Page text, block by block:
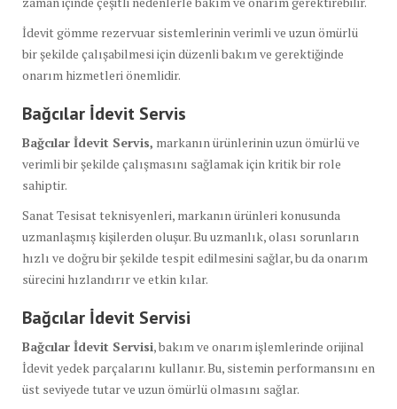
İdevit gömme rezervuar sistemlerinin verimli ve uzun ömürlü
bir şekilde çalışabilmesi için düzenli bakım ve gerektiğinde
onarım hizmetleri önemlidir.
Bağcılar İdevit Servis
Bağcılar İdevit Servis, markanın ürünlerinin uzun ömürlü ve
verimli bir şekilde çalışmasını sağlamak için kritik bir role
sahiptir.
Sanat Tesisat teknisyenleri, markanın ürünleri konusunda
uzmanlaşmış kişilerden oluşur. Bu uzmanlık, olası sorunların
hızlı ve doğru bir şekilde tespit edilmesini sağlar, bu da onarım
sürecini hızlandırır ve etkin kılar.
Bağcılar İdevit Servisi
Bağcılar İdevit Servisi, bakım ve onarım işlemlerinde orijinal
İdevit yedek parçalarını kullanır. Bu, sistemin performansını en
üst seviyede tutar ve uzun ömürlü olmasını sağlar.